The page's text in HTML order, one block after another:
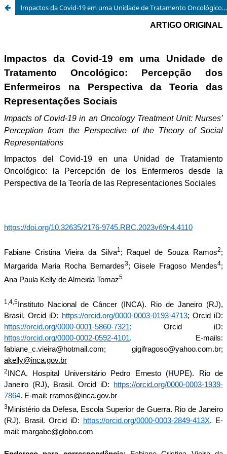
Impactos da Covid-19 em uma Unidade de Tratamento Oncológico: Percepção dos Enfermeiros na Perspectiva da Teoria das Representações Sociais